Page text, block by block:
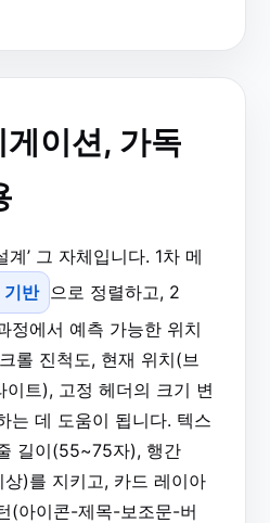
이션, 가독
계’ 그 자체입니다. 1차 메
기반 으로 정렬하고, 2
정에서 예측 가능한 위치
롤 진척도, 현재 위치(브
트), 고정 헤더의 크기 변
는 데 도움이 됩니다. 텍스
길이(55~75자), 행간
)를 지키고, 카드 레이아
(아이콘-제목-보조문-버